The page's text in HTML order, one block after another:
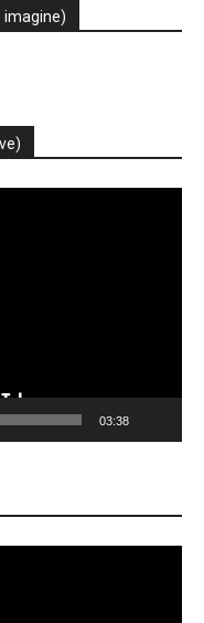
imagine)
03:38